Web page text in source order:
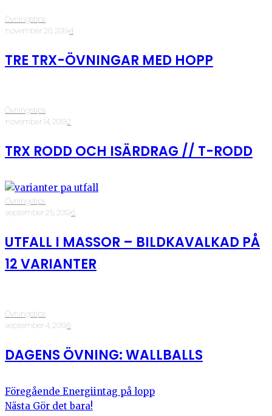
Övningstips
·november 26, 2019·4
TRE TRX-ÖVNINGAR MED HOPP
Övningstips
·november 14, 2019·2
TRX RODD OCH ISÄRDRAG // T-RODD
Övningstips
·september 25, 2019·6
UTFALL I MASSOR – BILDKAVALKAD PÅ
12 VARIANTER
Övningstips
·september 4, 2019·5
DAGENS ÖVNING: WALLBALLS
Föregående Energiintag på lopp
Nästa Gör det bara!